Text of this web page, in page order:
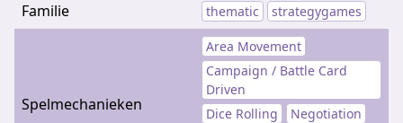
Familie
thematic strategygames
Spelmechanieken
Area Movement
Campaign / Battle Card
Driven
Dice Rolling
Negotiation